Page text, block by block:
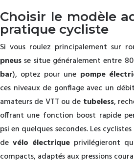
Choisir le modèle
pratique cycliste
Si vous roulez principalement sur
pneusse situe généralement entre
bar), optez pour une pompe
ces niveaux de gonflage avec un
amateurs de VTT ou de tubeless,
offrant une fonction boost rapide
psi en quelques secondes. Les
de vélo électrique privilégieront
compacts, adaptés aux pressions